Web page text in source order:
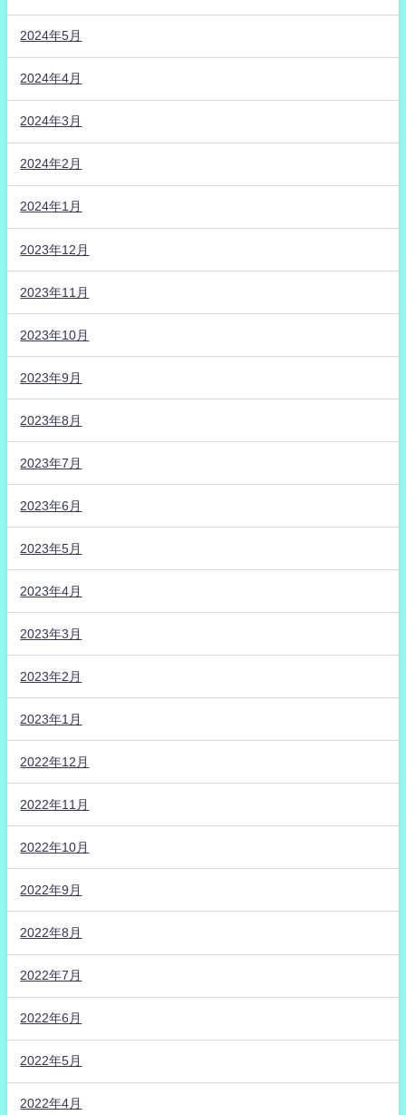
2024年5月
2024年4月
2024年3月
2024年2月
2024年1月
2023年12月
2023年11月
2023年10月
2023年9月
2023年8月
2023年7月
2023年6月
2023年5月
2023年4月
2023年3月
2023年2月
2023年1月
2022年12月
2022年11月
2022年10月
2022年9月
2022年8月
2022年7月
2022年6月
2022年5月
2022年4月